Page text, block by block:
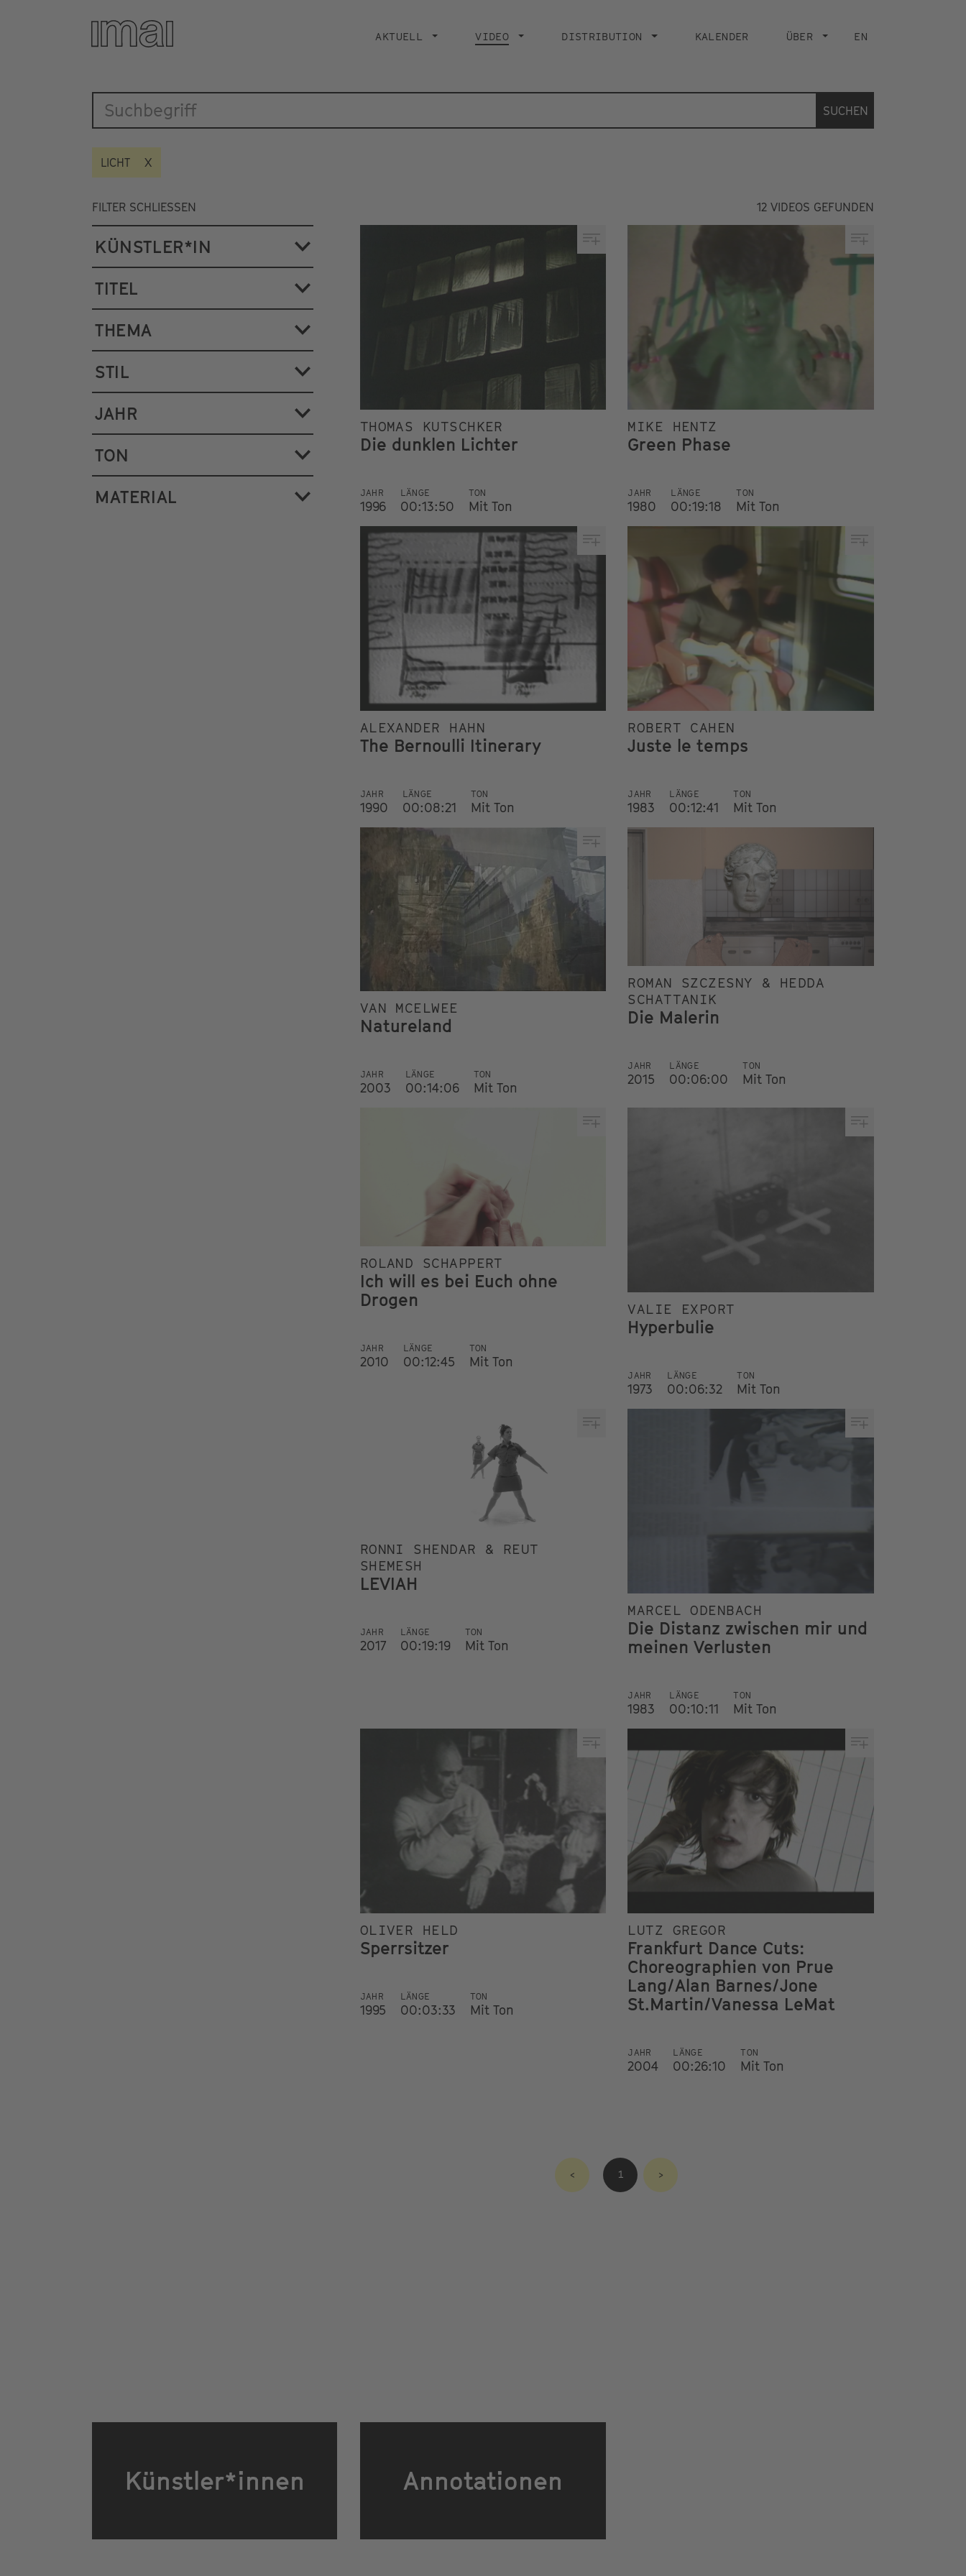
navigation
AKTUELL VIDEO CURRENT PAGEDISTRIBUTION KALENDER ÜBER EN
SUCHEN
LICHT
FILTER SCHLIESSEN 12 VIDEOS GEFUNDEN
KÜNSTLER*IN
TITEL
THEMA
STIL
JAHR
TON
MATERIAL
THOMAS KUTSCHKER
Die dunklen Lichter
JAHR
1996
LÄNGE
00:13:50
TON
Mit Ton
MIKE HENTZ
Green Phase
JAHR
1980
LÄNGE
00:19:18
TON
Mit Ton
ALEXANDER HAHN
The Bernoulli Itinerary
JAHR
1990
LÄNGE
00:08:21
TON
Mit Ton
ROBERT CAHEN
Juste le temps
JAHR
1983
LÄNGE
00:12:41
TON
Mit Ton
VAN MCELWEE
Natureland
JAHR
2003
LÄNGE
00:14:06
TON
Mit Ton
ROMAN SZCZESNY & HEDDA
SCHATTANIK
Die Malerin
JAHR
2015
LÄNGE
00:06:00
TON
Mit Ton
ROLAND SCHAPPERT
Ich will es bei Euch ohne
Drogen
JAHR
2010
LÄNGE
00:12:45
TON
Mit Ton
VALIE EXPORT
Hyperbulie
JAHR
1973
LÄNGE
00:06:32
TON
Mit Ton
RONNI SHENDAR & REUT
SHEMESH
LEVIAH
JAHR
2017
LÄNGE
00:19:19
TON
Mit Ton
MARCEL ODENBACH
Die Distanz zwischen mir und
meinen Verlusten
JAHR
1983
LÄNGE
00:10:11
TON
Mit Ton
OLIVER HELD
Sperrsitzer
JAHR
1995
LÄNGE
00:03:33
TON
Mit Ton
LUTZ GREGOR
Frankfurt Dance Cuts:
Choreographien von Prue
Lang/Alan Barnes/Jone
St.Martin/Vanessa LeMat
JAHR
2004
LÄNGE
00:26:10
TON
Mit Ton
< 1 >
Künstler*innen Annotationen